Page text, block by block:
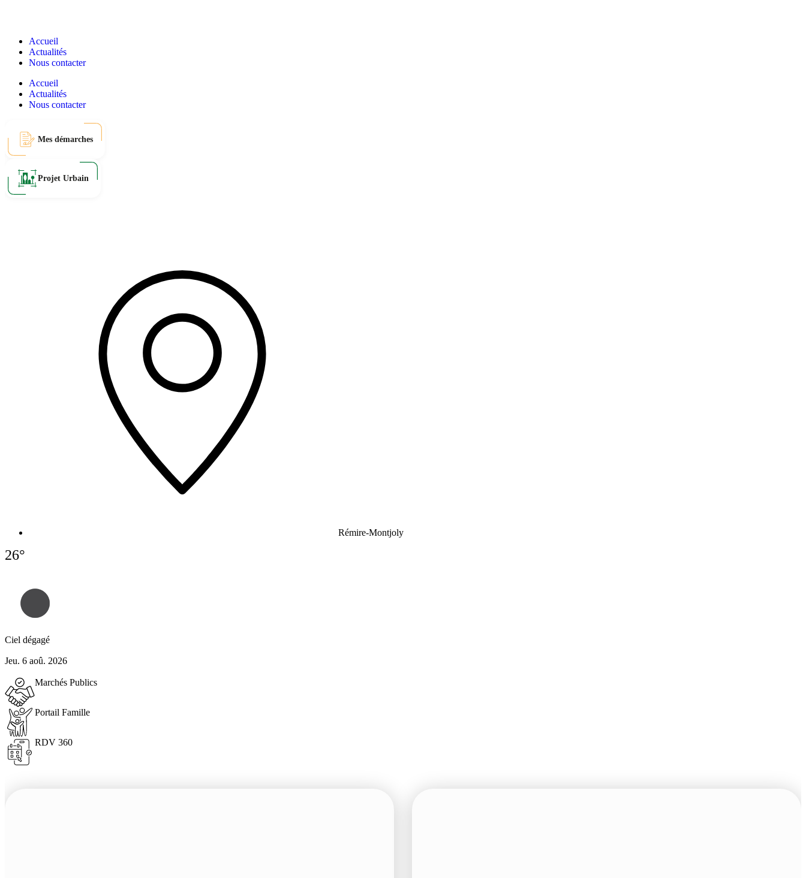
Accueil
Actualités
Nous contacter
Accueil
Actualités
Nous contacter
Mes démarches
Projet Urbain
Rémire-Montjoly
26°
Ciel dégagé
Jeu. 6 aoû. 2026
Marchés Publics
Portail Famille
RDV 360